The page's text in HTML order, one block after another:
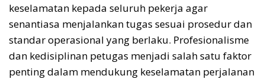
keselamatan kepada seluruh pekerja agar
senantiasa menjalankan tugas sesuai prosedur dan
standar operasional yang berlaku. Profesionalisme
dan kedisiplinan petugas menjadi salah satu faktor
penting dalam mendukung keselamatan perjalanan